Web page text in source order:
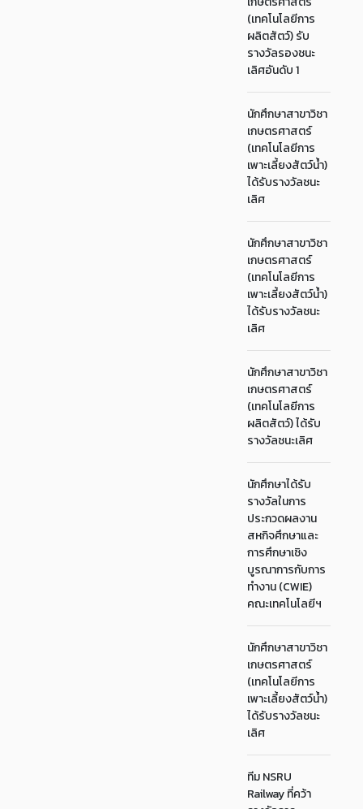
(เทคโนโลยีการ
ผลิตสัตว์) รับ
รางวัลรองชนะ
เลิศอันดับ 1
นักศึกษาสาขาวิชา
เกษตรศาสตร์
(เทคโนโลยีการ
เพาะเลี้ยงสัตว์น้ำ)
ได้รับรางวัลชนะ
เลิศ
นักศึกษาสาขาวิชา
เกษตรศาสตร์
(เทคโนโลยีการ
เพาะเลี้ยงสัตว์น้ำ)
ได้รับรางวัลชนะ
เลิศ
นักศึกษาสาขาวิชา
เกษตรศาสตร์
(เทคโนโลยีการ
ผลิตสัตว์) ได้รับ
รางวัลชนะเลิศ
นักศึกษาได้รับ
รางวัลในการ
ประกวดผลงาน
สหกิจศึกษาและ
การศึกษาเชิง
บูรณาการกับการ
ทำงาน (CWIE)
คณะเทคโนโลยีฯ
นักศึกษาสาขาวิชา
เกษตรศาสตร์
(เทคโนโลยีการ
เพาะเลี้ยงสัตว์น้ำ)
ได้รับรางวัลชนะ
เลิศ
ทีม NSRU
Railway ที่คว้า